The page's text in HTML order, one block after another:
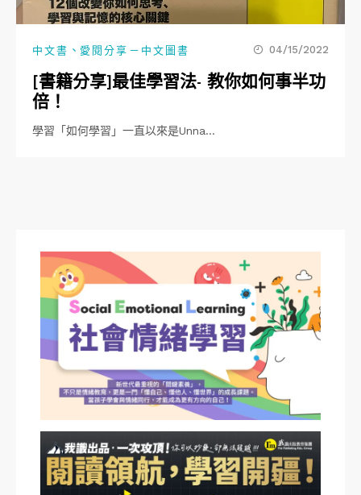
中文書 、 愛閱分享－中文圖書 04/15/2022
[書籍分享]最佳學習法- 教你如何事半功
倍！
學習「如何學習」一直以來是Unna…